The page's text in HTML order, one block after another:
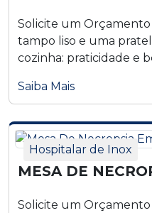
Solicite um Orçamento
tampo liso e uma
cozinha: praticidade e
Saiba Mais
Hospitalar de Inox
MESA DE
Solicite um Orçamento